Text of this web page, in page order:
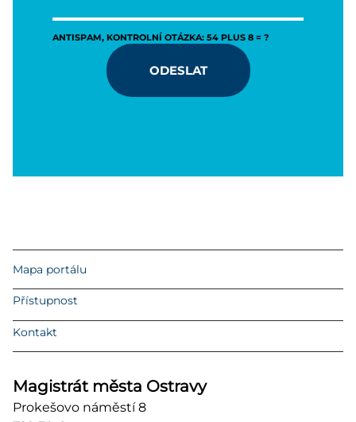
ANTISPAM, KONTROLNÍ OTÁZKA: 54 PLUS 8 = ?
ODESLAT
Mapa portálu
Přístupnost
Kontakt
Magistrát města Ostravy
Prokešovo náměstí 8